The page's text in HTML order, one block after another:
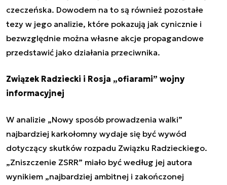
czeczeńska. Dowodem na to są również pozostałe
tezy w jego analizie, które pokazują jak cynicznie i
bezwzględnie można własne akcje propagandowe
przedstawić jako działania przeciwnika.
Związek Radziecki i Rosja „ofiarami” wojny
informacyjnej
W analizie „Nowy sposób prowadzenia walki”
najbardziej karkołomny wydaje się być wywód
dotyczący skutków rozpadu Związku Radzieckiego.
„Zniszczenie ZSRR” miało być według jej autora
wynikiem „najbardziej ambitnej i zakończonej